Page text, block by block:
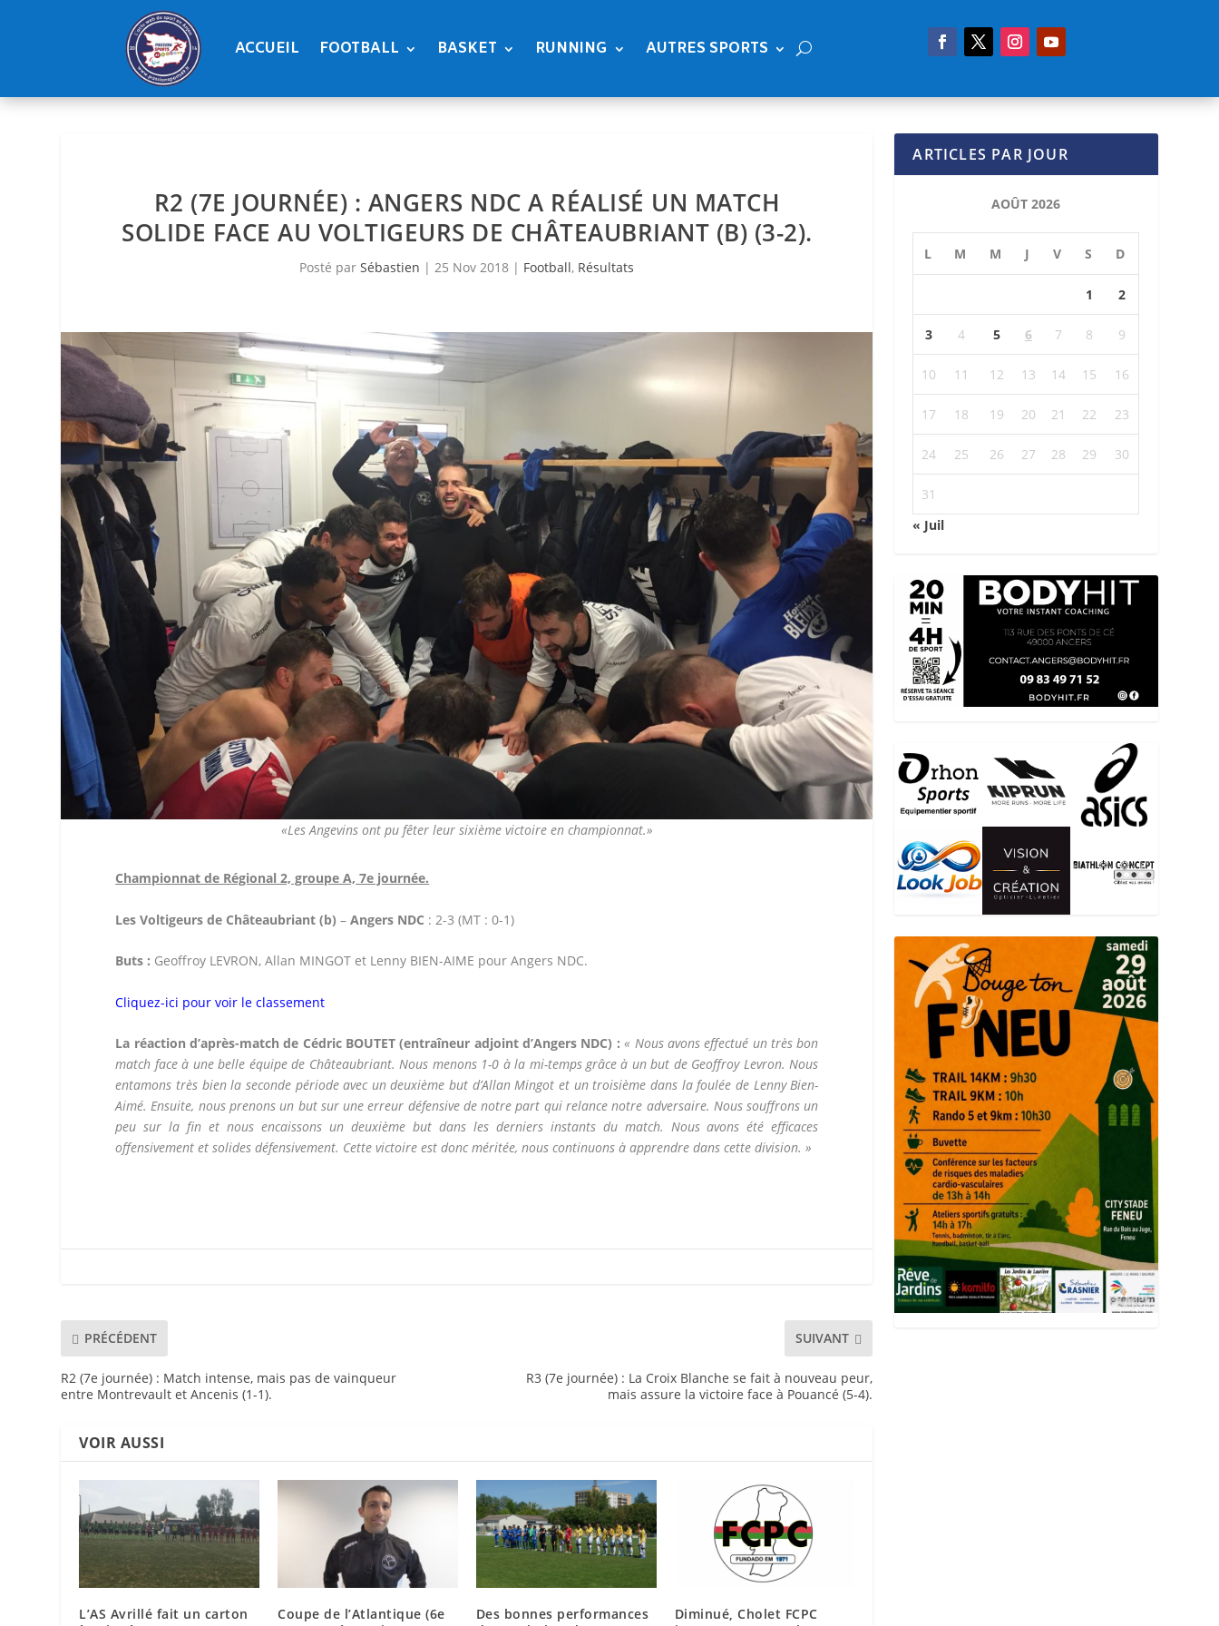
ACCUEIL FOOTBALL BASKET RUNNING AUTRES SPORTS
R2 (7E JOURNÉE) : ANGERS NDC A RÉALISÉ UN MATCH
SOLIDE FACE AU VOLTIGEURS DE CHÂTEAUBRIANT (B) (3-2).
Posté parSébastien |25 Nov 2018 | Football, Résultats
«Les Angevins ont pu fêter leur sixième victoire en championnat.»
Championnat de Régional 2, groupe A, 7e journée.
Les Voltigeurs de Châteaubriant (b)– Angers NDC : 2-3 (MT : 0-1)
Buts : Geoffroy LEVRON, Allan MINGOT et Lenny BIEN-AIME pour Angers NDC.
Cliquez-ici pour voir le classement
La réaction d’après-match de Cédric BOUTET (entraîneur adjoint d’Angers NDC) : « Nous avons effectué un très bon
match face à une belle équipe de Châteaubriant. Nous menons 1-0 à la mi-temps grâce à un but de Geoffroy Levron. Nous
entamons très bien la seconde période avec un deuxième but d’Allan Mingot et un troisième dans la foulée de Lenny Bien-
Aimé. Ensuite, nous prenons un but sur une erreur défensive de notre part qui relance notre adversaire. Nous souffrons un
peu sur la fin et nous encaissons un deuxième but dans les derniers instants du match. Nous avons été efficaces
offensivement et solides défensivement. Cette victoire est donc méritée, nous continuons à apprendre dans cette division. »
PRÉCÉDENT
R2 (7e journée) : Match intense, mais pas de vainqueur
entre Montrevault et Ancenis (1-1).
SUIVANT
R3 (7e journée) : La Croix Blanche se fait à nouveau peur,
mais assure la victoire face à Pouancé (5-4).
VOIR AUSSI
L’AS Avrillé fait un carton
Coupe de l’Atlantique (6e
Des bonnes performances
Diminué, Cholet FCPC
ARTICLES PAR JOUR
AOÛT 2026
L M M J V S D
1 2
3 4 5 6 7 8 9
10 11 12 13 14 15 16
17 18 19 20 21 22 23
24 25 26 27 28 29 30
31
« Juil